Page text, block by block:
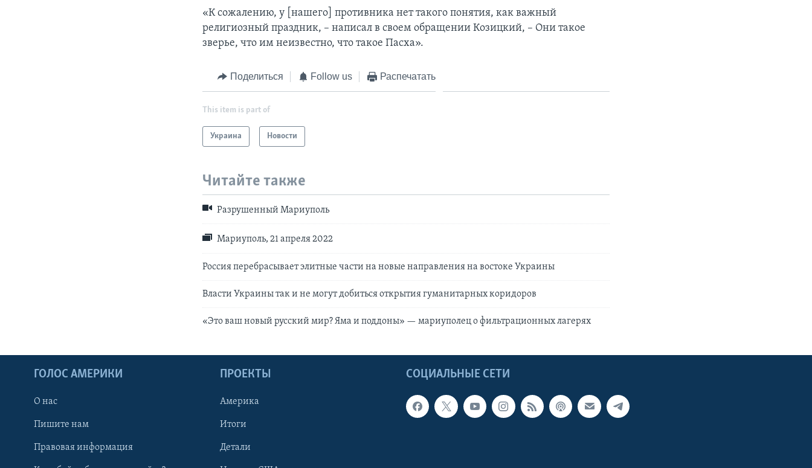
«К сожалению, у [нашего] противника нет такого понятия, как важный
религиозный праздник, – написал в своем обращении Козицкий, – Они такое
зверье, что им неизвестно, что такое Пасха».
Поделиться Follow us Распечатать
This item is part of
Украина Новости
Читайте также
Разрушенный Мариуполь
Мариуполь, 21 апреля 2022
Россия перебрасывает элитные части на новые направления на востоке Украины
Власти Украины так и не могут добиться открытия гуманитарных коридоров
«Это ваш новый русский мир? Яма и поддоны» — мариуполец о фильтрационных лагерях
СОЦИАЛЬНЫЕ СЕТИ
ГОЛОС АМЕРИКИ
О нас
Пишите нам
Правовая информация
ПРОЕКТЫ
Америка
Итоги
Детали